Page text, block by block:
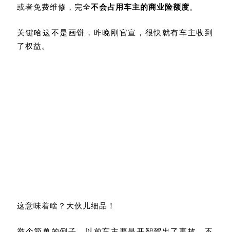
或者免费维修，完全不会占用车主的商业险额度。
关键哈这不是画饼，昨晚刚官宣，很快就有车主收到
了权益。
这意味着啥？大伙儿细品！